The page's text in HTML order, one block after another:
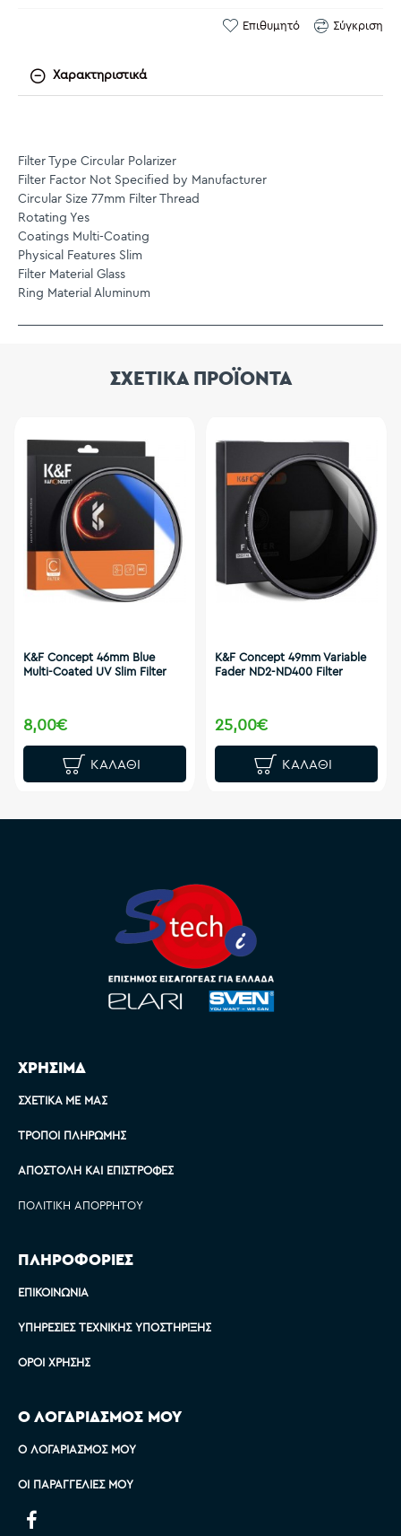
Επιθυμητό Σύγκριση
Χαρακτηριστικά
Filter Type Circular Polarizer
Filter Factor Not Specified by Manufacturer
Circular Size 77mm Filter Thread
Rotating Yes
Coatings Multi-Coating
Physical Features Slim
Filter Material Glass
Ring Material Aluminum
ΣΧΕΤΙΚΑ ΠΡΟΪΟΝΤΑ
K&F Concept 46mm Blue
Multi-Coated UV Slim Filter
8,00€
ΚΑΛΆΘΙ
K&F Concept 49mm Variable
Fader ND2-ND400 Filter
25,00€
ΚΑΛΆΘΙ
ΧΡΗΣΙΜΑ
ΣΧΕΤΙΚΆ ΜΕ ΜΑΣ
ΤΡΌΠΟΙ ΠΛΗΡΩΜΉΣ
ΑΠΟΣΤΟΛΉ ΚΑΙ ΕΠΙΣΤΡΟΦΈΣ
ΠΟΛΙΤΙΚΉ ΑΠΟΡΡΉΤΟΥ
ΠΛΗΡΟΦΟΡΙΕΣ
ΕΠΙΚΟΙΝΩΝΊΑ
ΥΠΗΡΕΣΊΕΣ ΤΕΧΝΙΚΉΣ ΥΠΟΣΤΉΡΙΞΗΣ
ΌΡΟΙ ΧΡΉΣΗΣ
Ο ΛΟΓΑΡΙΑΣΜΟΣ ΜΟΥ
Ο ΛΟΓΑΡΙΑΣΜΌΣ ΜΟΥ
ΟΙ ΠΑΡΑΓΓΕΛΊΕΣ ΜΟΥ